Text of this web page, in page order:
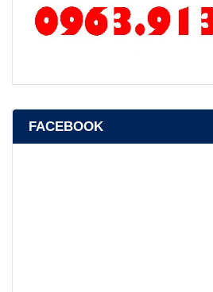
FACEBOOK